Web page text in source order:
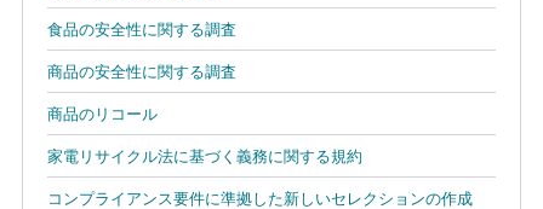
食品の安全性に関する調査
商品の安全性に関する調査
商品のリコール
家電リサイクル法に基づく義務に関する規約
コンプライアンス要件に準拠した新しいセレクションの作成